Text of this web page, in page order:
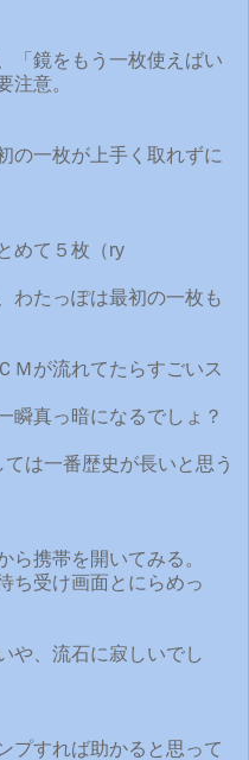
「鏡をもう一枚使えばい
注意。
の一枚が上手く取れずに
めて５枚（ry
わたっぽは最初の一枚も
Ｍが流れてたらすごいス
瞬真っ暗になるでしょ？
は一番歴史が長いと思う
ら携帯を開いてみる。
ち受け画面とにらめっ
や、流石に寂しいでし
プすれば助かると思って